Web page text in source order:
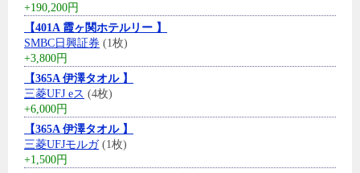
+190,200円
【401A 霞ヶ関ホテルリー 】
SMBC日興証券 (1枚)
+3,800円
【365A 伊澤タオル 】
三菱UFJ eス (4枚)
+6,000円
【365A 伊澤タオル 】
三菱UFJモルガ(1枚)
+1,500円